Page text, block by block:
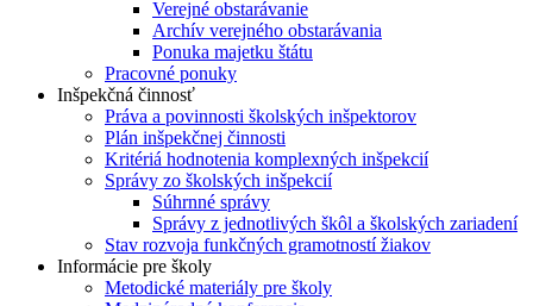
Verejné obstarávanie
Archív verejného obstarávania
Ponuka majetku štátu
Pracovné ponuky
Inšpekčná činnosť
Práva a povinnosti školských inšpektorov
Plán inšpekčnej činnosti
Kritériá hodnotenia komplexných inšpekcií
Správy zo školských inšpekcií
Súhrnné správy
Správy z jednotlivých škôl a školských zariadení
Stav rozvoja funkčných gramotností žiakov
Informácie pre školy
Metodické materiály pre školy